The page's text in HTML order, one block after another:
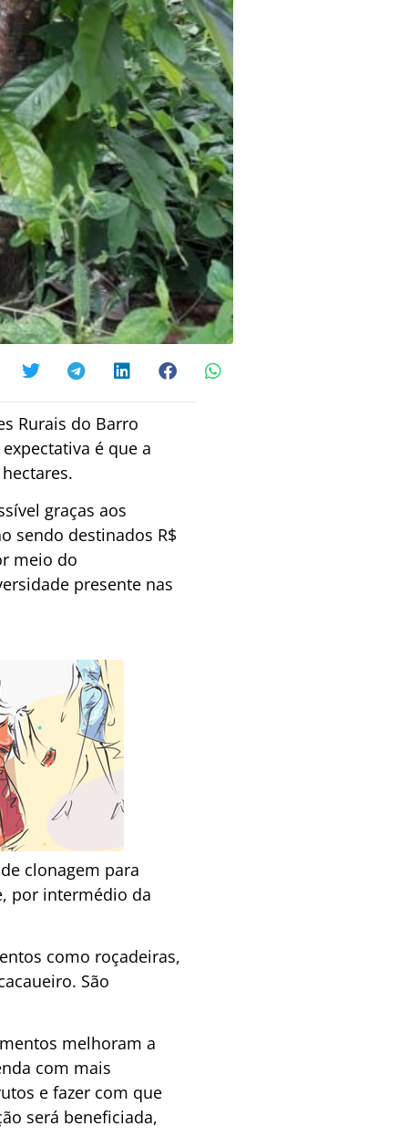
Rurais do Barro
é que a
graças aos
sendo destinados R$
meio do
presente nas
clonagem para
por intermédio da
como roçadeiras,
São
melhoram a
com mais
e fazer com que
será beneficiada,